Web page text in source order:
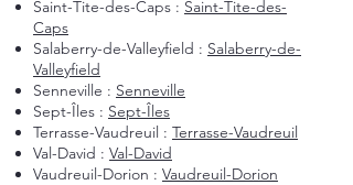
Saint-Tite-des-Caps : Saint-Tite-des-
Caps
Salaberry-de-Valleyfield : Salaberry-de-
Valleyfield
Senneville : Senneville
Sept-Îles : Sept-Îles
Terrasse-Vaudreuil : Terrasse-Vaudreuil
Val-David : Val-David
Vaudreuil-Dorion : Vaudreuil-Dorion